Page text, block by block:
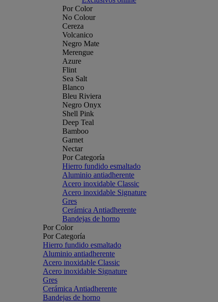
Por Color
No Colour
Cereza
Volcanico
Negro Mate
Merengue
Azure
Flint
Sea Salt
Blanco
Bleu Riviera
Negro Onyx
Shell Pink
Deep Teal
Bamboo
Garnet
Nectar
Por Categoría
Hierro fundido esmaltado
Aluminio antiadherente
Acero inoxidable Classic
Acero inoxidable Signature
Gres
Cerámica Antiadherente
Bandejas de horno
Por Color
Por Categoría
Hierro fundido esmaltado
Aluminio antiadherente
Acero inoxidable Classic
Acero inoxidable Signature
Gres
Cerámica Antiadherente
Bandejas de horno